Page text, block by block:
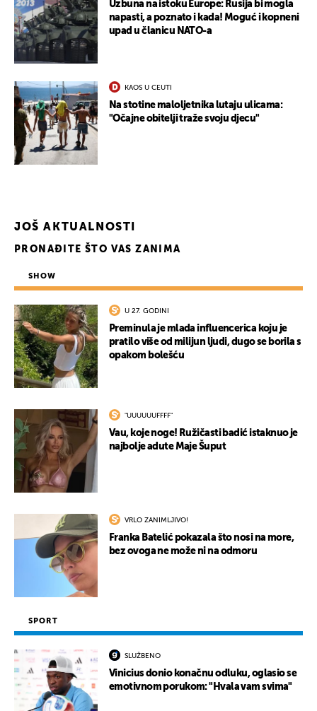
Uzbuna na istoku Europe: Rusija bi mogla
napasti, a poznato i kada! Moguć i kopneni
upad u članicu NATO-a
KAOS U CEUTI
Na stotine maloljetnika lutaju ulicama:
"Očajne obitelji traže svoju djecu"
JOŠ AKTUALNOSTI
PRONAĐITE ŠTO VAS ZANIMA
SHOW
U 27. GODINI
Preminula je mlada influencerica koju je
pratilo više od milijun ljudi, dugo se borila s
opakom bolešću
"UUUUUUFFFF"
Vau, koje noge! Ružičasti badić istaknuo je
najbolje adute Maje Šuput
VRLO ZANIMLJIVO!
Franka Batelić pokazala što nosi na more,
bez ovoga ne može ni na odmoru
SPORT
SLUŽBENO
Vinicius donio konačnu odluku, oglasio se
emotivnom porukom: "Hvala vam svima"
UKLJUČITE NOTIFIKACIJE